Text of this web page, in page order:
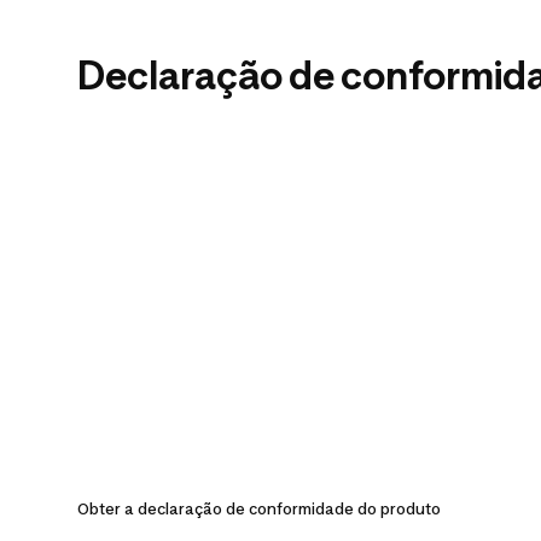
Declaração de
Obter a declaração de conformidade do produto